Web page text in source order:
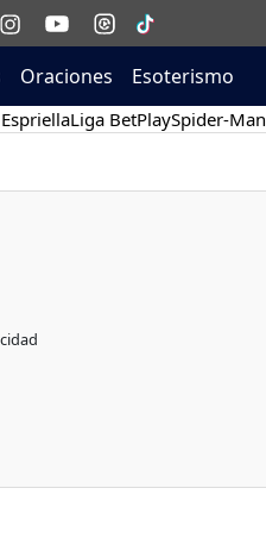
Oraciones Esoterismo
Liga BetPlaySpider-Man